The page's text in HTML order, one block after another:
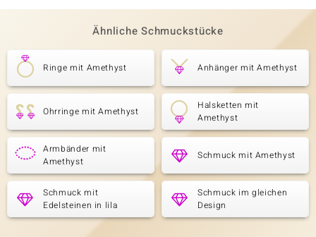
Ähnliche Schmuckstücke
Ringe mit Amethyst Anhänger mit Amethyst
Ohrringe mit Amethyst
Halsketten mit
Amethyst
Armbänder mit
Amethyst
Schmuck mit Amethyst
Schmuck mit
Edelsteinen in lila
Schmuck im gleichen
Design